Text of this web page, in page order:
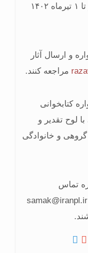
بهمن ماه ۱۴۰۱ آغاز شده است و تا ۱ تیرماه ۱۴۰۲
و ارسال آثار
مراجعه کنند.
کتابخوانی
لوح تقدیر و
و خانوادگی
تماس
۰۲۱۸۸۹۵۱۴۹۳ و پست الکترونیک samak@iranpl.ir